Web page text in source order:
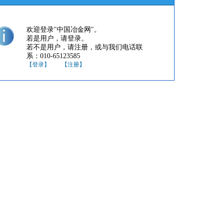
欢迎登录"中国冶金网"。
若是用户，请登录。
若不是用户，请注册，或与我们电话联
系：010-65123585
【登录】 【注册】